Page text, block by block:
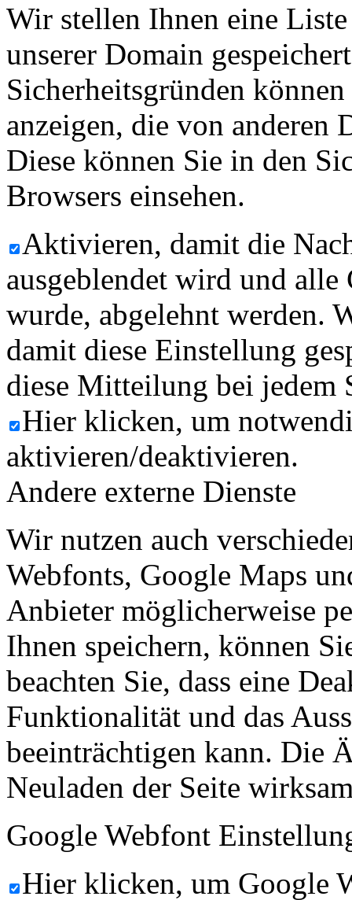
Wir stellen Ihnen eine
unserer Domain
Sicherheitsgründen
anzeigen, die von anderen
Diese können Sie in den
Browsers einsehen.
Aktivieren, damit die
ausgeblendet wird und
wurde, abgelehnt werden.
damit diese Einstellung
diese Mitteilung bei jedem
Hier klicken, um
aktivieren/deaktivieren.
Andere externe Dienste
Wir nutzen auch
Webfonts, Google Maps
Anbieter möglicherweise
Ihnen speichern, können
beachten Sie, dass eine
Funktionalität und das
beeinträchtigen kann. Die
Neuladen der Seite
Google Webfont
Hier klicken, um Google